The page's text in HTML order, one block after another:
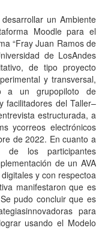
un Ambiente
Moodle para el
“Fray Juan Ramos de
de LosAndes
de tipo proyecto
y transversal,
a un grupopiloto de
facilitadores del Taller–
estructurada, a
ycorreos electrónicos
de 2022. En cuanto a
de los participantes
de un AVA
y con respectoa
manifestaron que es
pudo concluir que es
para
usando el Modelo